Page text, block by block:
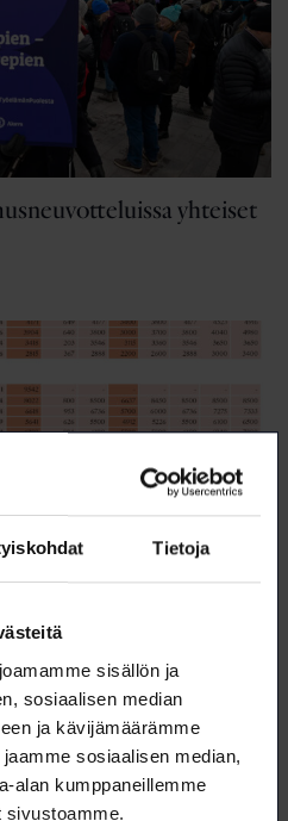
Tietoja
sisällön ja
sosiaalisen median
ja kävijämäärämme
sosiaalisen median,
alan kumppaneillemme
sivustoamme.
yhteiset
ja